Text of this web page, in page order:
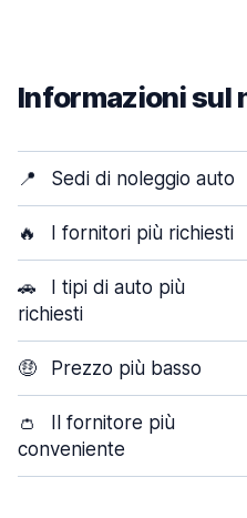
Informazioni sul
📍 Sedi di noleggio auto
🔥 I fornitori più richiesti
🚗
I tipi di auto più
richiesti
🤑 Prezzo più basso
👛
Il fornitore più
conveniente